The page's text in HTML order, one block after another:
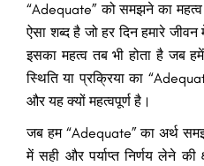
“Adequate” को समझने का महत्व
ऐसा शब्द है जो हर दिन हमारे जीवन
इसका महत्व तब भी होता है जब
स्थिति या प्रक्रिया का
और यह क्यों महत्वपूर्ण है।
जब हम “Adequate” का अर्थ
में सही और पर्याप्त निर्णय लेने